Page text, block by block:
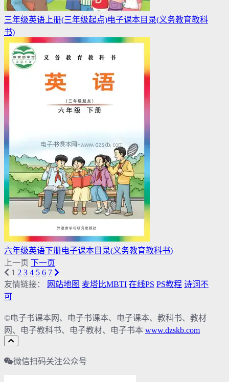
三年级英语上册(三年级起点)电子课本目录(义务教育教科
书)
六年级英语下册电子课本目录(义务教育教科书)
上一页 下一页
1 2 3 4 5 6 7
友情链接：
网站地图 麦塔比MBTI 在线PS PS教程 诗词不
可
©电子书课本网、电子书课本、电子课本、教科书、教材
网、电子教科书、电子教材、电子书本 www.dzskb.com
微信扫码关注公众号